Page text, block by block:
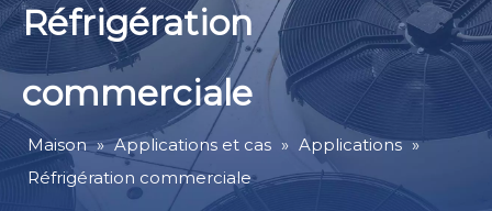
Réfrigération
commerciale
Maison » Applications et cas » Applications »
Réfrigération commerciale